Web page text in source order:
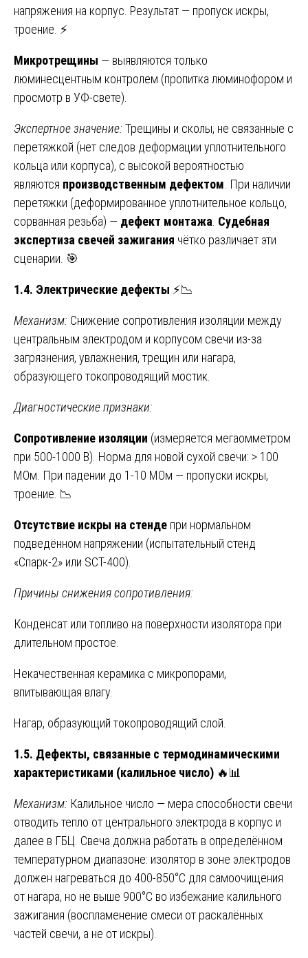
напряжения на корпус. Результат — пропуск искры,
троение. ⚡
Микротрещины — выявляются только
люминесцентным контролем (пропитка люминофором и
просмотр в УФ-свете).
Экспертное значение: Трещины и сколы, не связанные с
перетяжкой (нет следов деформации уплотнительного
кольца или корпуса), с высокой вероятностью
являются производственным дефектом . При наличии
перетяжки (деформированное уплотнительное кольцо,
сорванная резьба) — дефект монтажа Судебная
экспертиза свечей зажигания чётко различает эти
сценарии. 🎯
1.4. Электрические дефекты ⚡📉
Механизм: Снижение сопротивления изоляции между
центральным электродом и корпусом свечи из-за
загрязнения, увлажнения, трещин или нагара,
образующего токопроводящий мостик.
Диагностические признаки:
Сопротивление изоляции (измеряется мегаомметром
при 500-1000 В). Норма для новой сухой свечи: > 100
МОм. При падении до 1-10 МОм — пропуски искры,
троение. 📉
Отсутствие искры на стенде при нормальном
подведённом напряжении (испытательный стенд
«Спарк-2» или SCT-400).
Причины снижения сопротивления:
Конденсат или топливо на поверхности изолятора при
длительном простое.
Некачественная керамика с микропорами,
впитывающая влагу.
Нагар, образующий токопроводящий слой.
1.5. Дефекты, связанные с термодинамическими
характеристиками (калильное число) 🔥📊
Механизм: Калильное число — мера способности свечи
отводить тепло от центрального электрода в корпус и
далее в ГБЦ. Свеча должна работать в определённом
температурном диапазоне: изолятор в зоне электродов
должен нагреваться до 400-850°C для самоочищения
от нагара, но не выше 900°C во избежание калильного
зажигания (воспламенение смеси от раскалённых
частей свечи, а не от искры).